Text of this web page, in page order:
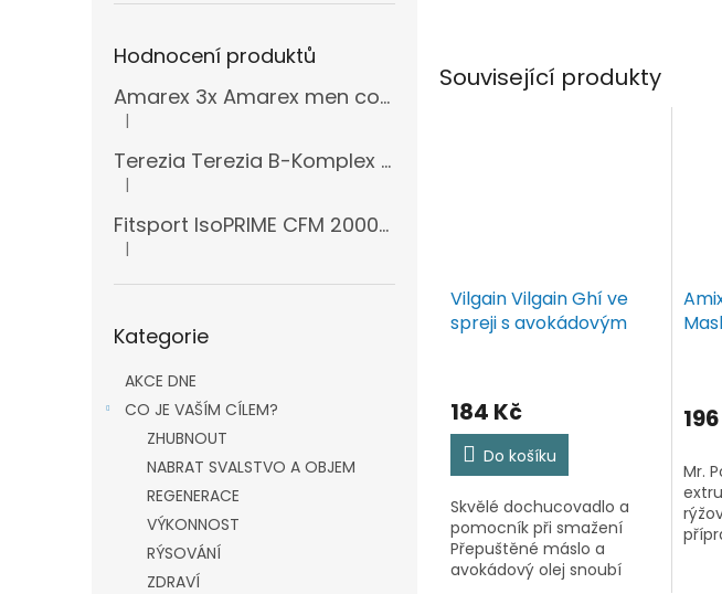
Hodnocení produktů
Amarex 3x Amarex men complex 120 kapslí
Hodnocení produktu je 5 z 5 hvězdiček.
|
Terezia Terezia B-Komplex super forte 100 tablet
Hodnocení produktu je 5 z 5 hvězdiček.
|
Fitsport IsoPRIME CFM 2000g + šejkr
Hodnocení produktu je 5 z 5 hvězdiček.
|
kategorie
Kategorie
AKCE DNE
CO JE VAŠÍM CÍLEM?
ZHUBNOUT
NABRAT SVALSTVO A OBJEM
REGENERACE
VÝKONNOST
RÝSOVÁNÍ
ZDRAVÍ
Související produkty
Vilgain Vilgain Ghí ve
spreji s avokádovým
184 Kč
Do košíku
Skvělé dochucovadlo a
pomocník při smažení
Přepuštěné máslo a
avokádový olej snoubí
Mr.